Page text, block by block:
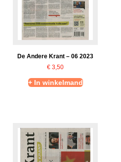
De Andere Krant – 06 2023
€ 3,50
+ In winkelmand